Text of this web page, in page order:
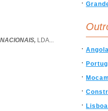
LDA...
Angola
Lisboa